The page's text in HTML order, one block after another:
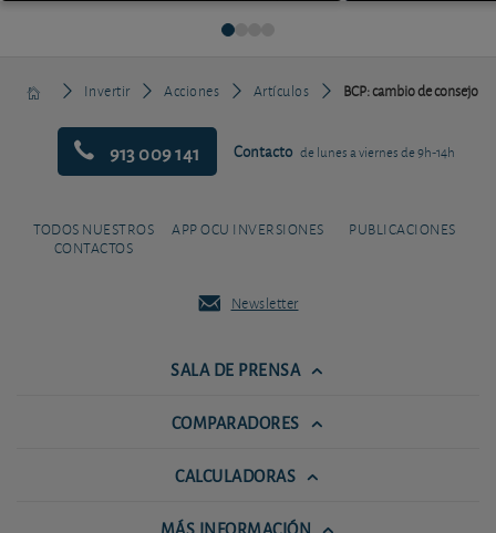
Invertir Acciones Artículos BCP: cambio de consejo
913 009 141 Contacto de lunes a viernes de 9h-14h
TODOS NUESTROS
CONTACTOS
APP OCU INVERSIONES PUBLICACIONES
Newsletter
SALA DE PRENSA
COMPARADORES
CALCULADORAS
MÁS INFORMACIÓN